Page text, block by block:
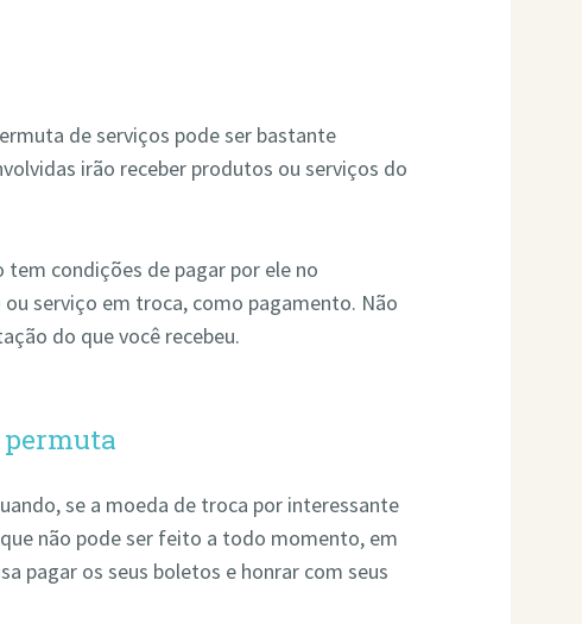
de serviços pode ser bastante
irão receber produtos ou serviços do
tem condições de pagar por ele no
serviço em troca, como pagamento. Não
do que você recebeu.
permuta
se a moeda de troca por interessante
não pode ser feito a todo momento, em
pagar os seus boletos e honrar com seus